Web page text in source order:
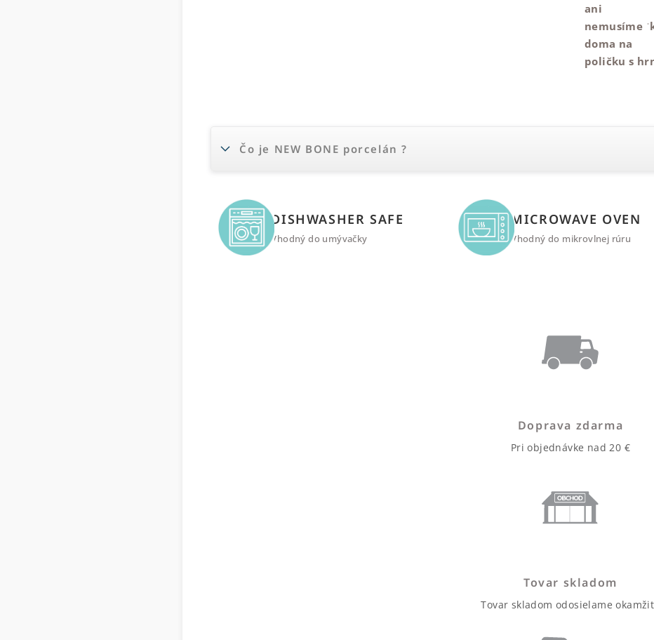
ani
nemusíme
doma na
poličku s
Čo je NEW BONE porcelán ?
DISHWASHER SAFE
Vhodný do umývačky
MICROWAVE OVEN
Vhodný do mikrovlnej rúru
Doprava zdarma
Pri objednávke nad 20 €
Tovar skladom
Tovar skladom odosielame